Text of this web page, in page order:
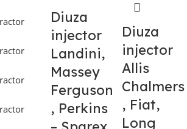
Diuza
injector
Landini,
Massey
Ferguson
, Perkins
Diuza
injector
Allis
Chalmers
, Fiat,
Long